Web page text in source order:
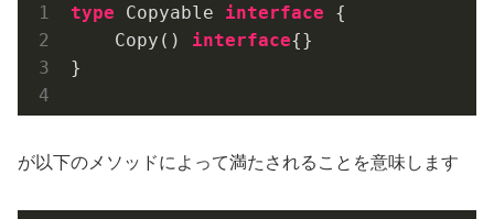
type Copyable interface {
    Copy()
interface{}
}
が以下のメソッドによって満たされることを意味します